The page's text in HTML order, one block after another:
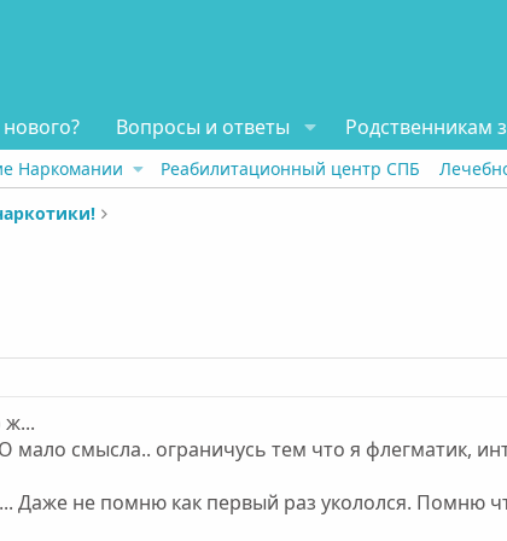
Вопросы и ответы Родственникам
Наркомании Реабилитационный центр СПБ
ж...
мало смысла.. ограничусь тем что я флегматик,
Даже не помню как первый раз укололся. Помню